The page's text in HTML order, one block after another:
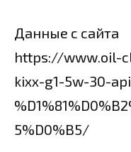
Данные с сайта
https://www.oil-
kixx-g1-5w-30-
5%D0%B5/